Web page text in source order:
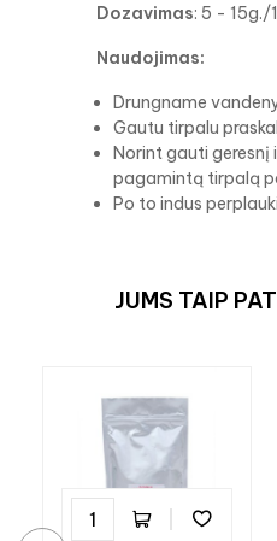
Dozavimas: 5 - 15g./
Naudojimas:
Drungname
Gautu tirpalu
Norint gauti geresnį
pagamintą tirpalą
Po to indus
JUMS TAIP